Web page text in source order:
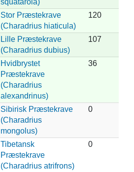
Stor Præstekrave
(Charadrius hiaticula)
120
Lille Præstekrave
(Charadrius dubius)
107
Hvidbrystet
Præstekrave
(Charadrius
alexandrinus)
36
Sibirisk Præstekrave
(Charadrius
mongolus)
0
Tibetansk
Præstekrave
(Charadrius atrifrons)
0